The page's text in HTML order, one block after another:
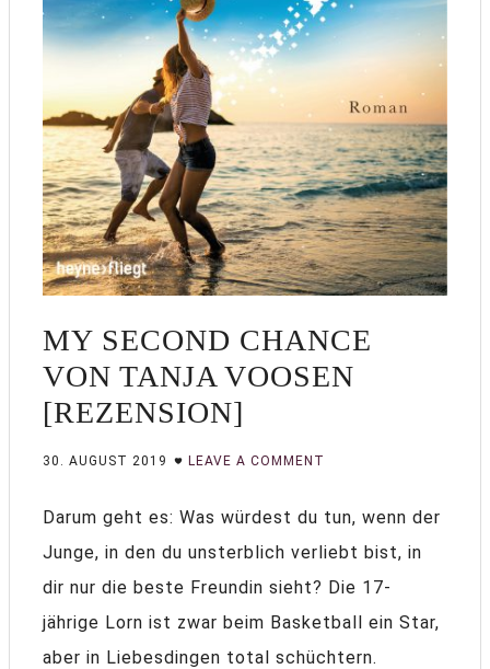
MY SECOND CHANCE
VON TANJA VOOSEN
[REZENSION]
30. AUGUST 2019 LEAVE A COMMENT
Darum geht es: Was würdest du tun, wenn der
Junge, in den du unsterblich verliebt bist, in
dir nur die beste Freundin sieht? Die 17-
jährige Lorn ist zwar beim Basketball ein Star,
aber in Liebesdingen total schüchtern.